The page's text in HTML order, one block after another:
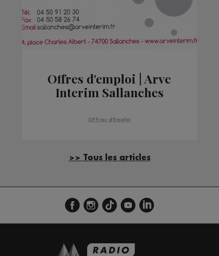
Offres d'emploi | Arve
Interim Sallanches
Offres d'Emploi
>> Tous les articles